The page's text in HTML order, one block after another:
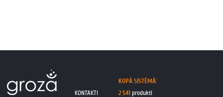
KONTAKTI
KOPĀ SISTĒMĀ:
2 541 produkti